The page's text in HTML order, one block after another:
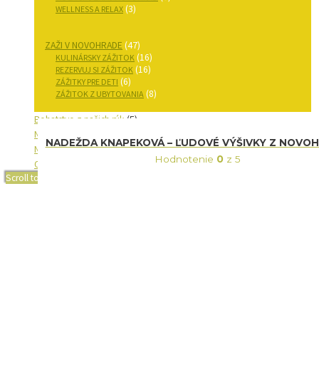
NADEŽDA KNAPEKOVÁ – ĽUDOVÉ VÝŠIVKY Z
Hodnotenie 0 z 5
Bohatstvo z našich rúk (5)
NOVINKY
(6)
NOVOHRAD(27)
Osobnosti regiónu Novohrad
(6)
WELLNESS A RELAX (3)
ZAŽI V NOVOHRADE (47)
KULINÁRSKY ZÁŽITOK (16)
REZERVUJ SI ZÁŽITOK (16)
ZÁŽITKY PRE DETI (6)
ZÁŽITOK Z UBYTOVANIA (8)
Scroll to Top